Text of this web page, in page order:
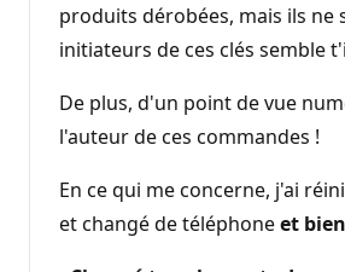
produits dérobées, mais ils ne
initiateurs de ces clés semble
De plus, d'un point de vue
l'auteur de ces commandes !
En ce qui me concerne, j'ai
et changé de téléphoneet